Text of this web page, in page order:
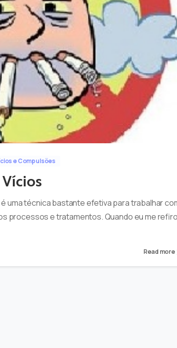
e Compulsões
Vícios
é uma técnica bastante efetiva para trabalhar
processos e tratamentos. Quando eu me
Read more